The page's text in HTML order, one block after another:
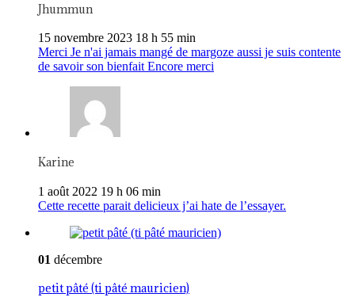
Jhummun
15 novembre 2023 18 h 55 min
Merci Je n'ai jamais mangé de margoze aussi je suis contente
de savoir son bienfait Encore merci
Karine
1 août 2022 19 h 06 min
Cette recette parait delicieux j’ai hate de l’essayer.
01 décembre
petit pâté (ti pâté mauricien)